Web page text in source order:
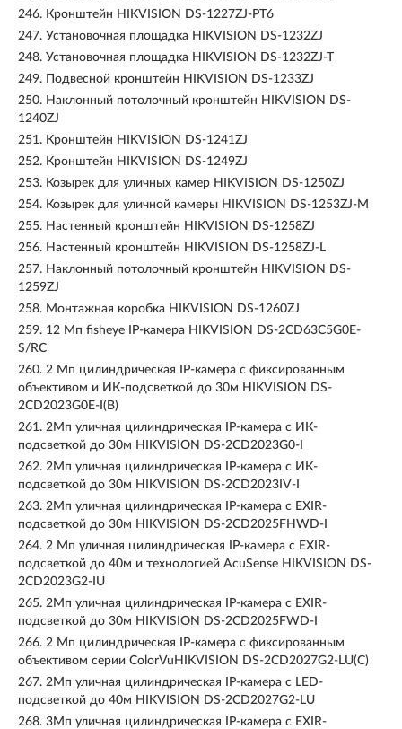
246. Кронштейн HIKVISION DS-1227ZJ-PT6
247. Установочная площадка HIKVISION DS-1232ZJ
248. Установочная площадка HIKVISION DS-1232ZJ-T
249.
Подвесной кронштейн HIKVISION DS-1233ZJ
250. Наклонный потолочный кронштейн HIKVISION DS-
1240ZJ
251. Кронштейн HIKVISION DS-1241ZJ
252. Кронштейн HIKVISION DS-1249ZJ
253. Козырек для уличных камер HIKVISION DS-1250ZJ
254. Козырек для уличной камеры HIKVISION DS-1253ZJ-M
255. Настенный кронштейн HIKVISION DS-1258ZJ
256. Настенный кронштейн HIKVISION DS-1258ZJ-L
257. Наклонный потолочный кронштейн HIKVISION DS-
1259ZJ
258. Монтажная коробка HIKVISION DS-1260ZJ
259. 12 Мп fisheye IP-камера HIKVISION DS-2CD63C5G0E-
S/RC
260. 2 Мп цилиндрическая IP-камера с фиксированным
объективом и ИК-подсветкой до 30м HIKVISION DS-
2CD2023G0E-I(B)
261. 2Мп уличная цилиндрическая IP-камера с ИК-
подсветкой до 30м HIKVISION DS-2CD2023G0-I
262. 2Мп уличная цилиндрическая IP-камера с ИК-
подсветкой до 30м HIKVISION DS-2CD2023IV-I
263. 2Мп уличная цилиндрическая IP-камера с EXIR-
подсветкой до 30м HIKVISION DS-2CD2025FHWD-I
264. 2 Мп уличная цилиндрическая IP-камера с EXIR-
подсветкой до 40м и технологией AcuSense HIKVISION DS-
2CD2023G2-IU
265. 2Мп уличная цилиндрическая IP-камера с EXIR-
подсветкой до 30м HIKVISION DS-2CD2025FWD-I
266. 2 Мп цилиндрическая IP-камера с фиксированным
объективом серии ColorVuHIKVISION DS-2CD2027G2-LU(C)
267. 2Мп уличная цилиндрическая IP-камера с LED-
подсветкой до 40м HIKVISION DS-2CD2027G2-LU
268. 3Мп уличная цилиндрическая IP-камера с EXIR-